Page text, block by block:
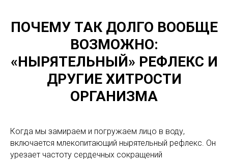
ПОЧЕМУ ТАК ДОЛГО ВООБЩЕ
ВОЗМОЖНО:
«НЫРЯТЕЛЬНЫЙ» РЕФЛЕКС И
ДРУГИЕ ХИТРОСТИ
ОРГАНИЗМА
Когда мы замираем и погружаем лицо в воду,
включается млекопитающий нырятельный рефлекс. Он
урезает частоту сердечных сокращений